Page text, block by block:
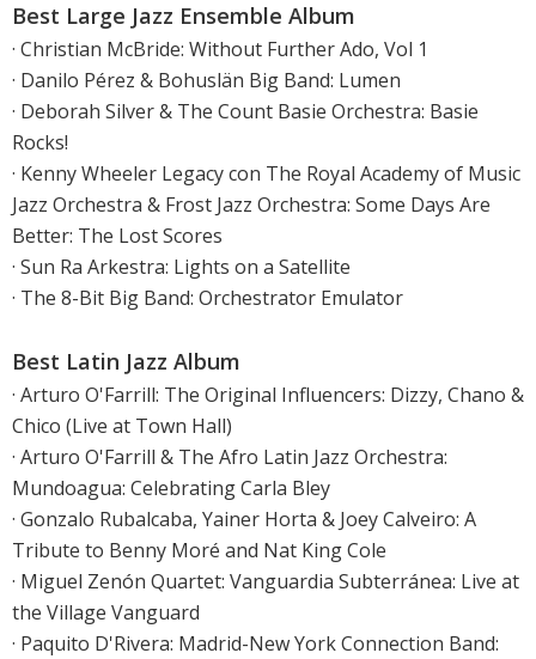
Best Large Jazz Ensemble Album
· Christian McBride: Without Further Ado, Vol 1
· Danilo Pérez & Bohuslän Big Band: Lumen
· Deborah Silver & The Count Basie Orchestra: Basie
Rocks!
· Kenny Wheeler Legacy con The Royal Academy of Music
Jazz Orchestra & Frost Jazz Orchestra: Some Days Are
Better: The Lost Scores
· Sun Ra Arkestra: Lights on a Satellite
· The 8-Bit Big Band: Orchestrator Emulator
Best Latin Jazz Album
· Arturo O'Farrill: The Original Influencers: Dizzy, Chano &
Chico (Live at Town Hall)
· Arturo O'Farrill & The Afro Latin Jazz Orchestra:
Mundoagua: Celebrating Carla Bley
· Gonzalo Rubalcaba, Yainer Horta & Joey Calveiro: A
Tribute to Benny Moré and Nat King Cole
· Miguel Zenón Quartet: Vanguardia Subterránea: Live at
the Village Vanguard
· Paquito D'Rivera: Madrid-New York Connection Band: